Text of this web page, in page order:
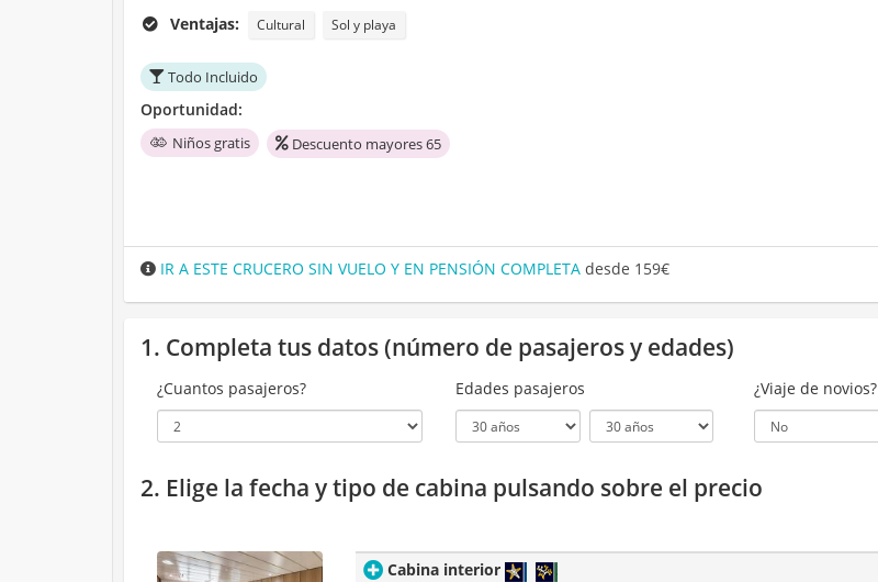
Ventajas:
Cultural Sol y playa
Todo Incluido
Oportunidad:
Niños gratis Descuento mayores 65
IR A ESTE CRUCERO SIN VUELO Y EN PENSIÓN COMPLETA desde 159€
1. Completa tus datos (número de pasajeros y edades)
¿Cuantos pasajeros? Edades pasajeros ¿Viaje de novios?
2. Elige la fecha y tipo de cabina pulsando sobre el precio
Cabina interior